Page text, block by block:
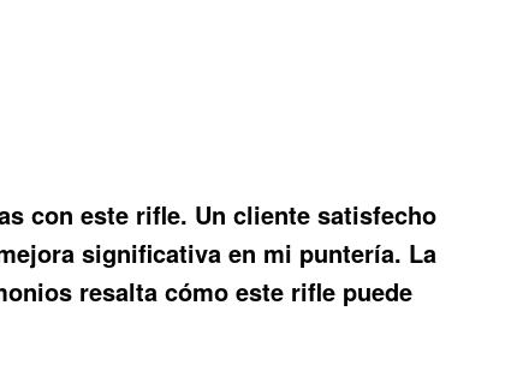
con este rifle. Un cliente satisfecho
significativa en mi puntería. La
resalta cómo este rifle puede